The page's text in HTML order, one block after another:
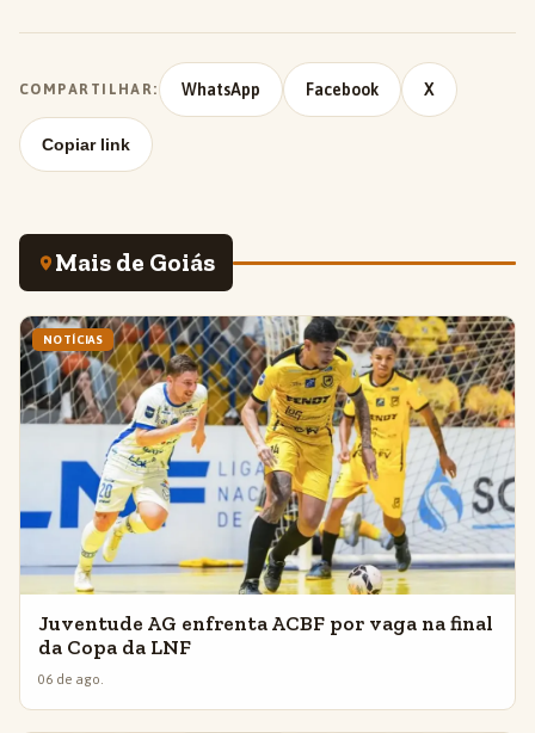
COMPARTILHAR: WhatsApp Facebook X
Copiar link
Mais de Goiás
NOTÍCIAS
Juventude AG enfrenta ACBF por vaga na final
da Copa da LNF
06 de ago.